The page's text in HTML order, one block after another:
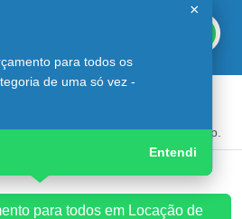
e Equip. em Sorocaba
Digital Locação de Máq. e Equip.
para todos em Locação de
×
para todos os
de uma só vez -
Entendi